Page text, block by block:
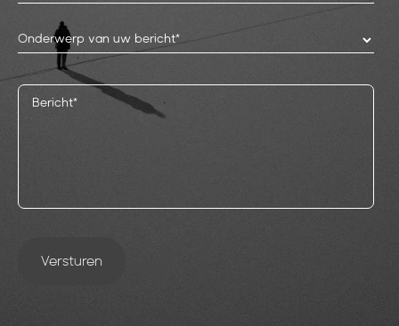
Onderwerp van uw bericht*
Versturen